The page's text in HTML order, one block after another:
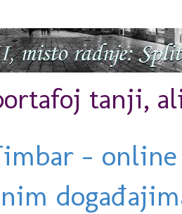
tanji,
-